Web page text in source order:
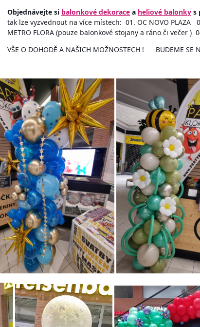
Objednávejte si balonkové dekorace a heliové balonky s
tak lze vyzvednout na více místech: 01. OC NOVO PLAZA
METRO FLORA (pouze balonkové stojany a ráno či večer )
VŠE O DOHODĚ A NAŠICH MOŽNOSTECH ! BUDEME SE